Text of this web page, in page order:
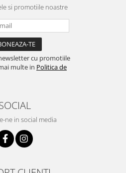
si promotiile noastre
cu promotiile
multe in Politica de
ne in social media